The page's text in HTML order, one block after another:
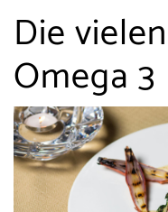
Die
Omega 3